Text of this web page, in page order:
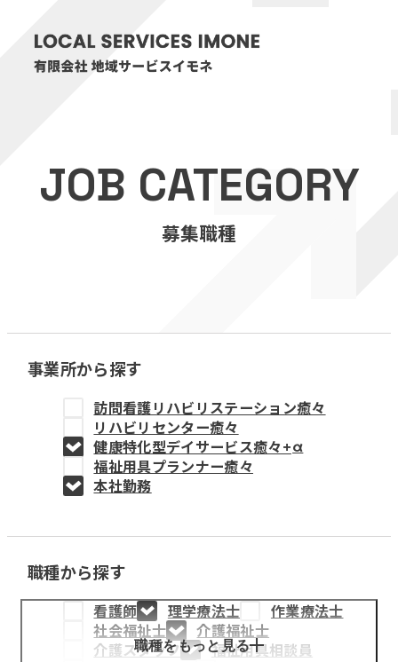
医療・介護事業
訪問看護リハビリステーション癒々
福祉用具プランナー癒々
教育事業
姫路中央こども園
姫路中央保育園
採用情報
医療・介護事業
募集職種
JOB CATEGORY
募集職種
事業所から探す
訪問看護リハビリステーション癒々
リハビリセンター癒々
健康特化型デイサービス癒々+α
福祉用具プランナー癒々
本社勤務
職種から探す
看護師 理学療法士
作業療法士
社会福祉士
介護福祉士
介護スタッフ
福祉用具相談員
職種をもっと見る